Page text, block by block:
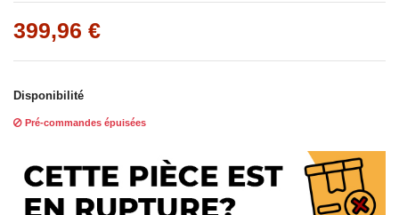
399,96 €
Disponibilité
Pré-commandes épuisées